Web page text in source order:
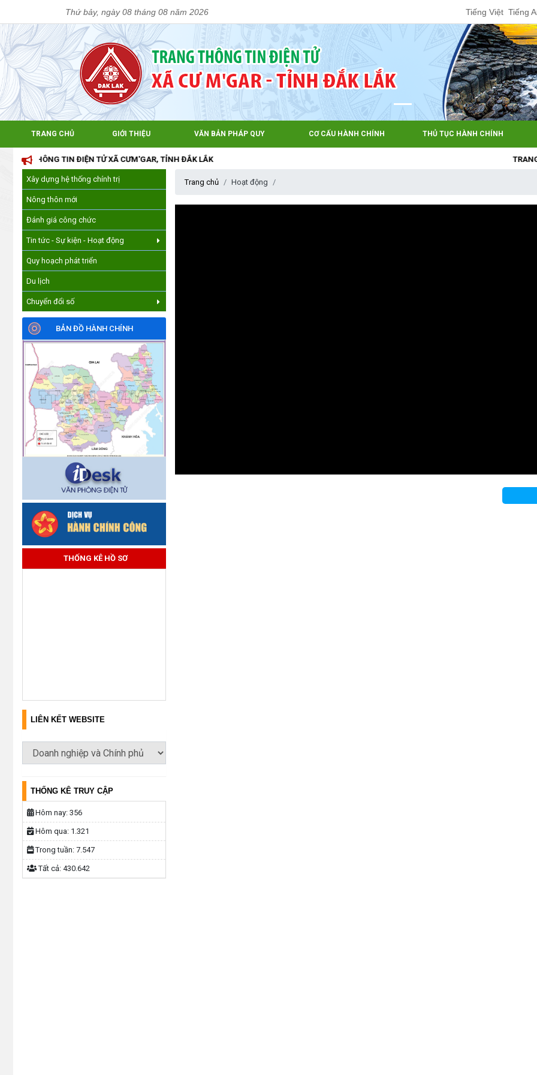
Thứ bảy, ngày 08 tháng 08 năm 2026 Tiếng Việt Tiếng
TRANG CHỦ GIỚI THIỆU VĂN BẢN PHÁP QUY CƠ CẤU HÀNH CHÍNH THỦ TỤC HÀNH CHÍNH
THÔNG TIN ĐIỆN TỬ XÃ CƯM'GAR, TỈNH ĐẮK LẮK TRANG
Xây dựng hệ thống chính trị
Nông thôn mới
Đánh giá công chức
Tin tức - Sự kiện - Hoạt động
Quy hoạch phát triển
Du lịch
Chuyển đổi số
BẢN ĐỒ HÀNH CHÍNH
THỐNG KÊ HỒ SƠ
LIÊN KẾT WEBSITE
THỐNG KÊ TRUY CẬP
Hôm nay: 356
Hôm qua: 1.321
Trong tuần: 7.547
Tất cả: 430.642
Trang chủ Hoạt động